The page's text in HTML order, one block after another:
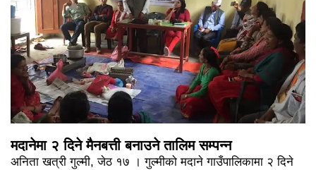
मदानेमा २ दिने मैनबत्ती बनाउने तालिम सम्पन्न
अनिता खत्री गुल्मी, जेठ १७ । गुल्मीको मदाने गाउँपालिकामा २ दिने